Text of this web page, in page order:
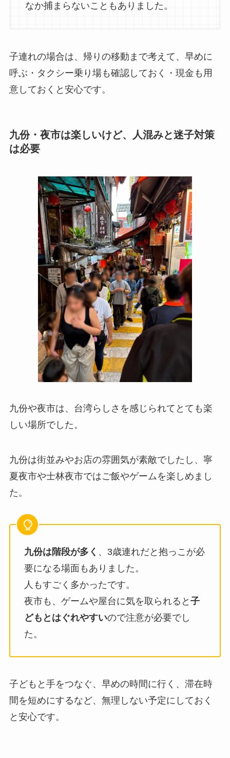
なか捕まらないこともありました。
子連れの場合は、帰りの移動まで考えて、早めに
呼ぶ・タクシー乗り場も確認しておく・現金も用
意しておくと安心です。
九份・夜市は楽しいけど、人混みと迷子対策
は必要
九份や夜市は、台湾らしさを感じられてとても楽
しい場所でした。
九份は街並みやお店の雰囲気が素敵でしたし、寧
夏夜市や士林夜市ではご飯やゲームを楽しめまし
た。
九份は階段が多く 、3歳連れだと抱っこが必
要になる場面もありました。
人もすごく多かったです。
夜市も、ゲームや屋台に気を取られると 子
どもとはぐれやすいので注意が必要でし
た。
子どもと手をつなぐ、早めの時間に行く、滞在時
間を短めにするなど、無理しない予定にしておく
と安心です。